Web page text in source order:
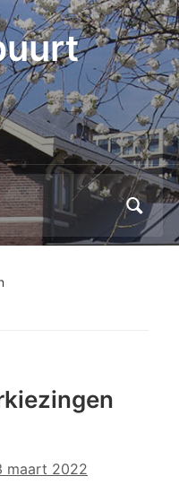
maart 2022